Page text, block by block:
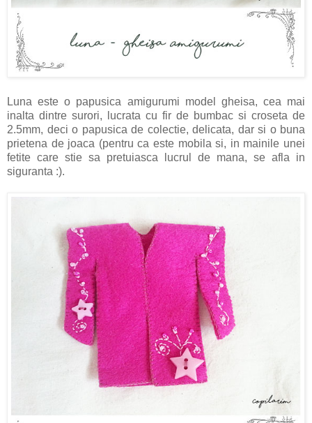
Luna este o papusica amigurumi model gheisa, cea mai
inalta dintre surori, lucrata cu fir de bumbac si croseta de
2.5mm, deci o papusica de colectie, delicata, dar si o buna
prietena de joaca (pentru ca este mobila si, in mainile unei
fetite care stie sa pretuiasca lucrul de mana, se afla in
siguranta :).